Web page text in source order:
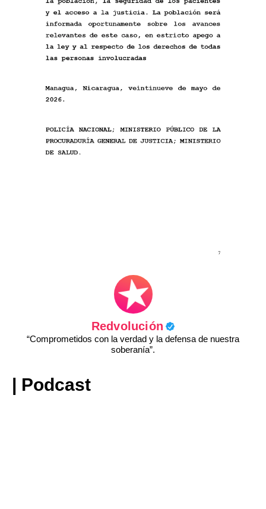
Redvolución
“Comprometidos con la verdad y la defensa de nuestra
soberanía”.
| Podcast